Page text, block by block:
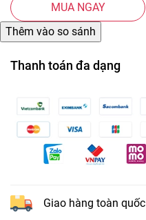
MUA NGAY
Thanh toán đa dạng
Giao hàng toàn quốc